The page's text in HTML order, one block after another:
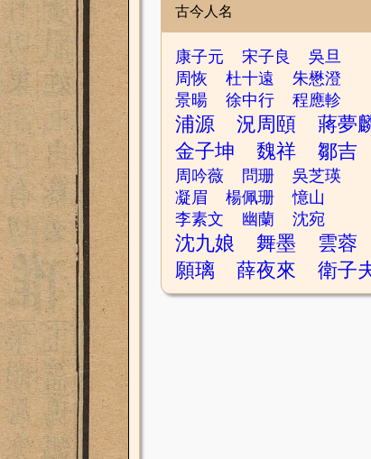
古今人名
康子元 宋子良
吳旦
周恢
杜十遠
朱懋澄
景暘
徐中行 程應軫
浦源 況周頤
蔣夢
金子坤
魏祥 鄒吉
周吟薇 問珊
吳芝瑛
凝眉
楊佩珊
憶山
李素文
幽蘭 沈宛
沈九娘 舞墨
雲蓉
願璃
薛夜來 衛子